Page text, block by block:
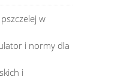
w
i normy dla
i